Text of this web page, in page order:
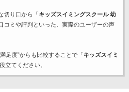
切り口から「 キッズスイミングスクール 幼
コミや評判といった、実際のユーザーの声
足度”からも比較することで「 キッズスイミ
立てください。